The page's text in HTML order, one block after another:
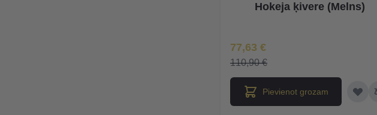
Hokeja ķivere (Melns)
Īpaša Cena
77,63 €
110,90 €
Pievienot grozam